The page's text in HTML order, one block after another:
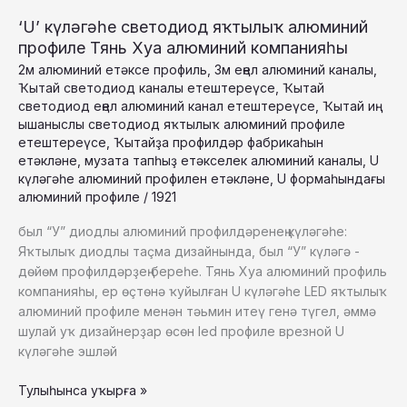
‘U’ күләгәһе светодиод яҡтылыҡ алюминий
профиле Тянь Хуа алюминий компанияһы
2м алюминий етәксе профиль 3м еңел алюминий каналы
Ҡытай светодиод каналы етештереүсе Ҡытай
светодиод еңел алюминий канал етештереүсе Ҡытай иң
ышаныслы светодиод яҡтылыҡ алюминий профиле
етештереүсе Ҡытайҙа профилдәр фабрикаһын
етәкләне музата тапһыҙ етәкселек алюминий каналы U
күләгәһе алюминий профилен етәкләне U формаһындағы
алюминий профиле / 1921
был “У” диодлы алюминий профилдәренең күләгәһе:
Яҡтылыҡ диодлы таҫма дизайнында, был “У” күләгә -
дөйөм профилдәрҙең береһе. Тянь Хуа алюминий профиль
компанияһы, ер өҫтөнә ҡуйылған U күләгәһе LED яҡтылыҡ
алюминий профиле менән тәьмин итеү генә түгел, әммә
шулай уҡ дизайнерҙар өсөн led профиле врезной U
күләгәһе эшләй
‘U’
Тулыһынса уҡырға »